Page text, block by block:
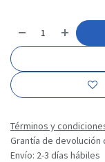
Términos y
Grantía de devolución
Envío: 2-3 días hábiles